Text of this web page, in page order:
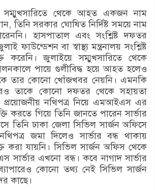
থেকে আহত একজন নাম
তিনি সরকার ঘোষিত নির্দিষ্ট সময়ে নাম
হাসপাতাল এবং সংশ্লিষ্ট দফতর
ফাউন্ডেশন বা স্বাস্থ্য মন্ত্রনালয় সংশ্লিষ্ট
করেনি। জুলাইয়ে সম্মুখসারিতে থেকে
পায়ে গুলীবিদ্ধ হয়ে আহত হলেও
তার কোনো খোঁজখবর নেয়নি। এমনকি
তাকে কোনো দফতর থেকে সহায়তা
প্রয়োজনীয় নথিপত্র নিয়ে এমআইএস এর
করতে গিয়ে তিনি জানতে পারেন সার্ভার
তিনি ঢাকা জেলা সিভিল সার্জন অফিসে
জমা দিলেও সার্ভার বন্ধ থাকায়
করা যায়নি। সিভিল সার্জন অফিস থেকে
সার্ভার এখনো বন্ধ। কবে নাগাদ সার্ভার
কোনো তথ্য নেই সিভিল সার্জন
কাছে।